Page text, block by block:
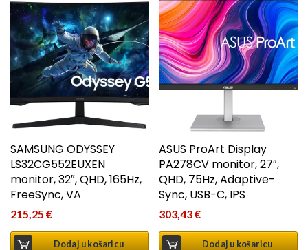
SAMSUNG ODYSSEY
LS32CG552EUXEN
monitor, 32″, QHD, 165Hz,
FreeSync, VA
215,25 €
Dodaj u košaricu
ASUS ProArt Display
PA278CV monitor, 27″,
QHD, 75Hz, Adaptive-
Sync, USB-C, IPS
303,43€
Dodaj u košaricu